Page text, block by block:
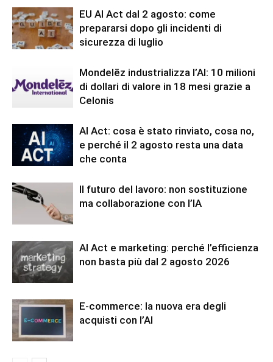
EU AI Act dal 2 agosto: come
prepararsi dopo gli incidenti di
sicurezza di luglio
Mondelēz industrializza l’AI: 10 milioni
di dollari di valore in 18 mesi grazie a
Celonis
AI Act: cosa è stato rinviato, cosa no,
e perché il 2 agosto resta una data
che conta
Il futuro del lavoro: non sostituzione
ma collaborazione con l’IA
AI Act e marketing: perché l’efficienza
non basta più dal 2 agosto 2026
E-commerce: la nuova era degli
acquisti con l’AI